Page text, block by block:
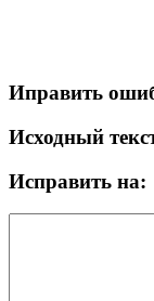
Иправить
Исходный
Исправить на: